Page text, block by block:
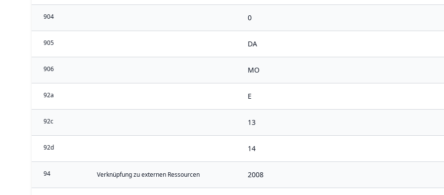
904 0
905 DA
906 MO
92a E
92c 13
92d 14
94 Verknüpfung zu externen Ressourcen 2008